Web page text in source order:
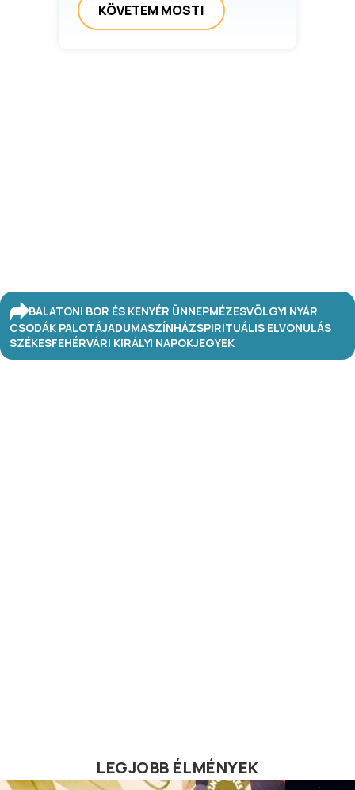
KÖVETEM MOST!
BALATONI BOR ÉS KENYÉR ÜNNEPMÉZESVÖLGYI NYÁR
CSODÁK PALOTÁJADUMASZÍNHÁZSPIRITUÁLIS ELVONULÁS
SZÉKESFEHÉRVÁRI KIRÁLYI NAPOKJEGYEK
LEGJOBB ÉLMÉNYEK